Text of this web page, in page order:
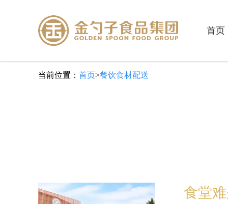
首页
当前位置： 首页>餐饮食材配送
食堂